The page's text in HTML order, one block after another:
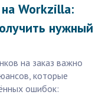
на Workzilla:
нужный
на заказ важно
которые
ошибок: